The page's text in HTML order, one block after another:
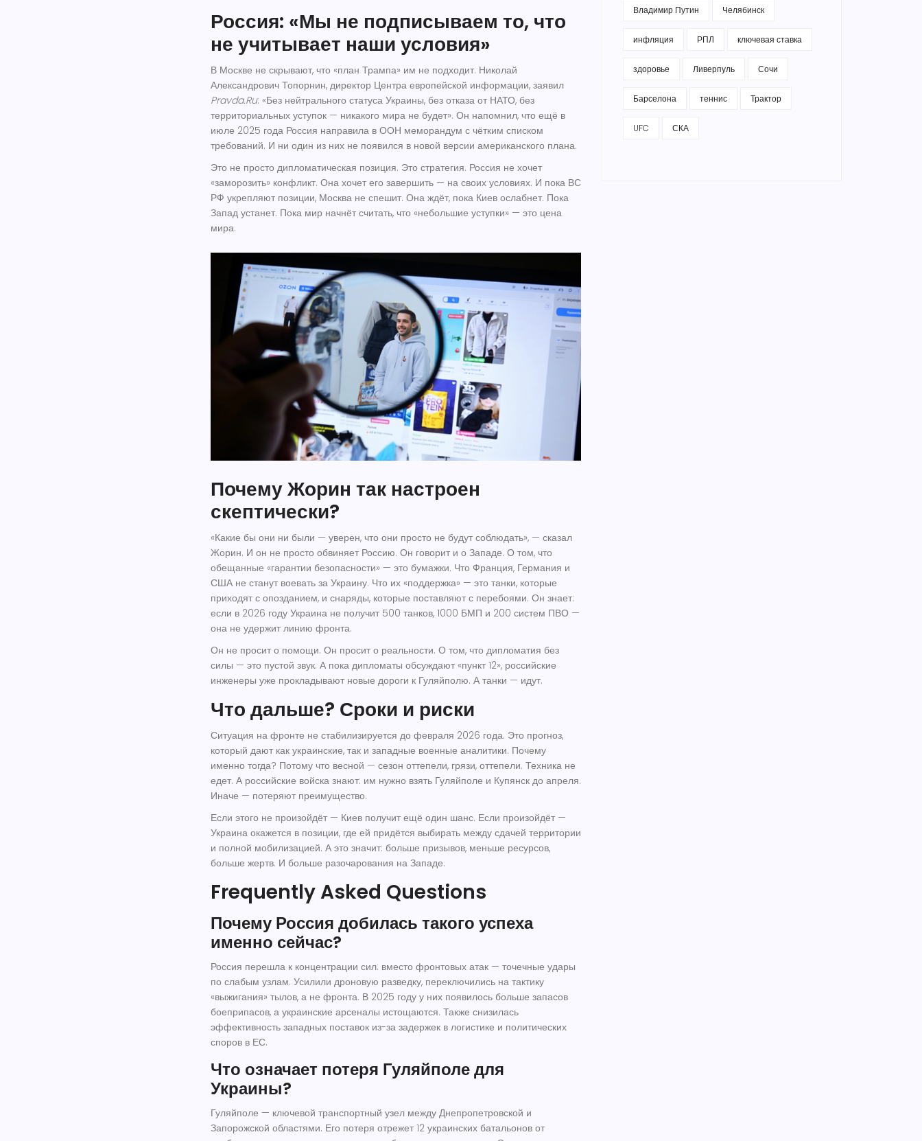
Россия: «Мы не подписываем то, что
не учитывает наши условия»
В Москве не скрывают, что «план Трампа» им не подходит. Николай
Александрович Топорнин, директор Центра европейской информации, заявил
Pravda.Ru: «Без нейтрального статуса Украины, без отказа от НАТО, без
территориальных уступок — никакого мира не будет». Он напомнил, что ещё в
июле 2025 года Россия направила в ООН меморандум с чётким списком
требований. И ни один из них не появился в новой версии американского плана.
Это не просто дипломатическая позиция. Это стратегия. Россия не хочет
«заморозить» конфликт. Она хочет его завершить — на своих условиях. И пока ВС
РФ укрепляют позиции, Москва не спешит. Она ждёт, пока Киев ослабнет. Пока
Запад устанет. Пока мир начнёт считать, что «небольшие уступки» — это цена
мира.
Почему Жорин так настроен
скептически?
«Какие бы они ни были — уверен, что они просто не будут соблюдать», — сказал
Жорин. И он не просто обвиняет Россию. Он говорит и о Западе. О том, что
обещанные «гарантии безопасности» — это бумажки. Что Франция, Германия и
США не станут воевать за Украину. Что их «поддержка» — это танки, которые
приходят с опозданием, и снаряды, которые поставляют с перебоями. Он знает:
если в 2026 году Украина не получит 500 танков, 1000 БМП и 200 систем ПВО —
она не удержит линию фронта.
Он не просит о помощи. Он просит о реальности. О том, что дипломатия без
силы — это пустой звук. А пока дипломаты обсуждают «пункт 12», российские
инженеры уже прокладывают новые дороги к Гуляйполю. А танки — идут.
Что дальше? Сроки и риски
Ситуация на фронте не стабилизируется до февраля 2026 года. Это прогноз,
который дают как украинские, так и западные военные аналитики. Почему
именно тогда? Потому что весной — сезон оттепели, грязи, оттепели. Техника не
едет. А российские войска знают: им нужно взять Гуляйполе и Купянск до апреля.
Иначе — потеряют преимущество.
Если этого не произойдёт — Киев получит ещё один шанс. Если произойдёт —
Украина окажется в позиции, где ей придётся выбирать между сдачей территории
и полной мобилизацией. А это значит: больше призывов, меньше ресурсов,
больше жертв. И больше разочарования на Западе.
Frequently Asked Questions
Почему Россия добилась такого успеха
именно сейчас?
Россия перешла к концентрации сил: вместо фронтовых атак — точечные удары
по слабым узлам. Усилили дроновую разведку, переключились на тактику
«выжигания» тылов, а не фронта. В 2025 году у них появилось больше запасов
боеприпасов, а украинские арсеналы истощаются. Также снизилась
эффективность западных поставок из-за задержек в логистике и политических
споров в ЕС.
Что означает потеря Гуляйполе для
Украины?
Гуляйполе — ключевой транспортный узел между Днепропетровской и
Запорожской областями. Его потеря отрежет 12 украинских батальонов от
Владимир Путин Челябинск
инфляция РПЛ ключевая ставка
здоровье Ливерпуль Сочи
Барселона теннис Трактор
UFC СКА